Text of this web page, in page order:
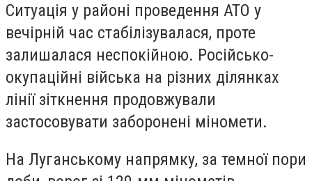
Ситуація у районі проведення АТО у
вечірній час стабілізувалася, проте
залишалася неспокійною. Російсько-
окупаційні війська на різних ділянках
лінії зіткнення продовжували
застосовувати заборонені міномети.
На Луганському напрямку, за темної пори